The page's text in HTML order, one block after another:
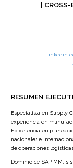
| CROSS-
RESUMEN
Especialista en Supply
experiencia en
Experiencia en
nacionales e
de operaciones
Dominio de SAP MM,